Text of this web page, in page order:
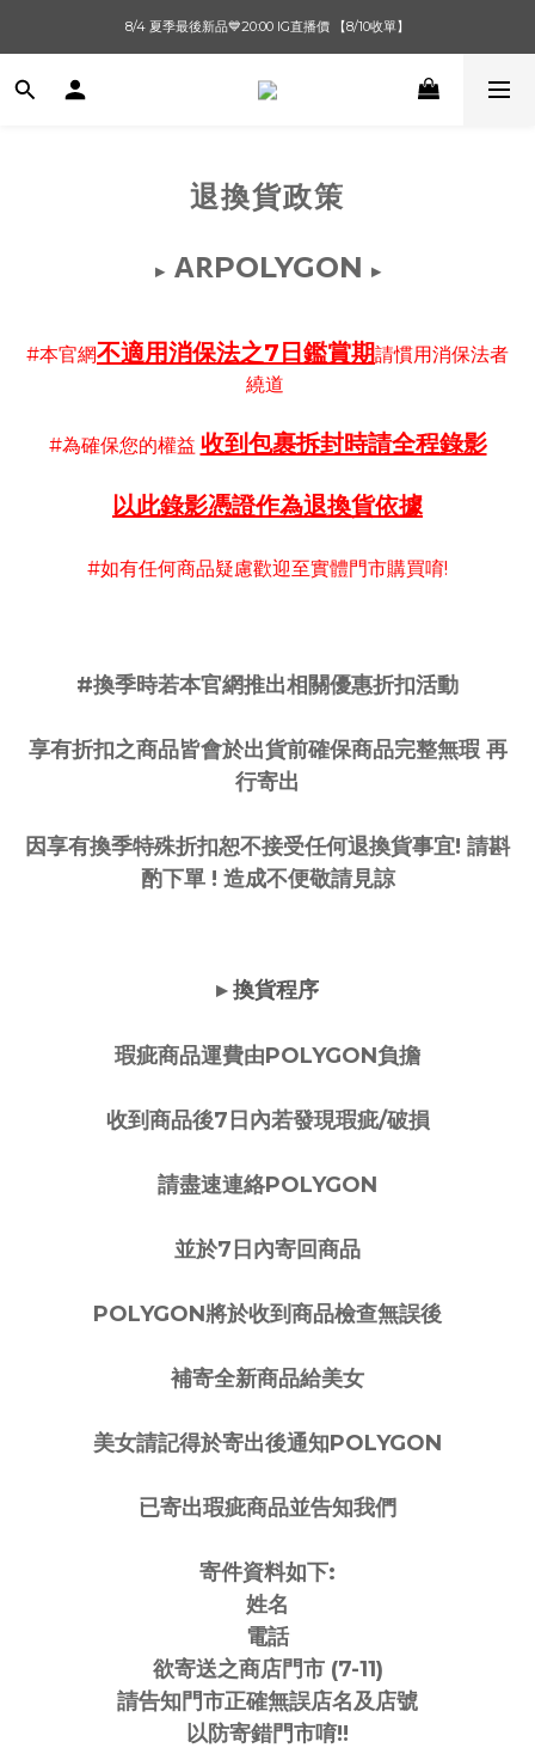
單筆滿$1000【先付款】 / 滿$2000【超取付款】 🚚免運費
8/4 夏季最後新品💙20:00 IG直播價 【8/10收單】
單筆滿$1000【先付款】 / 滿$2000【超取付款】 🚚免運費
退換貨政策
▸ ARPOLYGON ▸
#本官網不適用消保法之7日鑑賞期請慣用消保法者
繞道
#為確保您的權益 收到包裹拆封時請全程錄影
以此錄影憑證作為退換貨依據
#如有任何商品疑慮歡迎至實體門市購買唷!
#換季時若本官網推出相關優惠折扣活動
享有折扣之商品皆會於出貨前確保商品完整無瑕 再
行寄出
因享有換季特殊折扣恕不接受任何退換貨事宜! 請斟
酌下單 ! 造成不便敬請見諒
▸換貨程序
瑕疵商品運費由POLYGON負擔
收到商品後7日內若發現瑕疵/破損
請盡速連絡POLYGON
並於7日內寄回商品
POLYGON將於收到商品檢查無誤後
補寄全新商品給美女
美女請記得於寄出後通知POLYGON
已寄出瑕疵商品並告知我們
寄件資料如下:
姓名
電話
欲寄送之商店門市 (7-11)
請告知門市正確無誤店名及店號
以防寄錯門市唷!!